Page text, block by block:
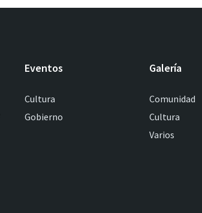
Eventos
Cultura
Gobierno
Galería
Comunidad
Cultura
Varios